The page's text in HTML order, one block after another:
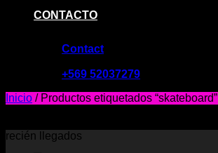
CONTACTO
Contact
+569 52037279
Inicio /Productos etiquetados “skateboard”
recién llegados